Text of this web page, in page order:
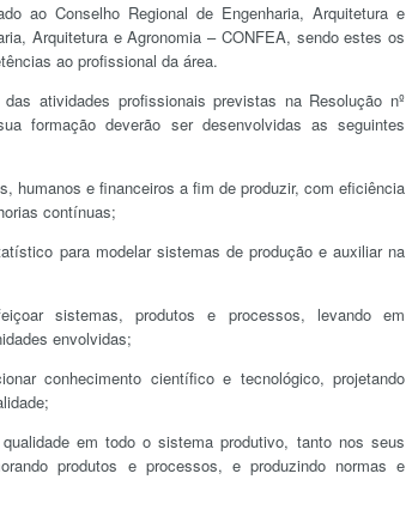
ao Conselho Regional de Engenharia, Arquitetura e
Arquitetura e Agronomia – CONFEA, sendo estes os
ao profissional da área.
atividades profissionais previstas na Resolução nº
formação deverão ser desenvolvidas as seguintes
humanos e financeiros a fim de produzir, com eficiência
contínuas;
para modelar sistemas de produção e auxiliar na
sistemas, produtos e processos, levando em
envolvidas;
conhecimento científico e tecnológico, projetando
em todo o sistema produtivo, tanto nos seus
produtos e processos, e produzindo normas e